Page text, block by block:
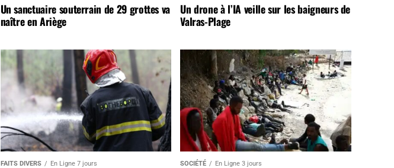
Un sanctuaire souterrain de 29 grottes va
naître en Ariège
Un drone à l’IA veille sur les baigneurs de
Valras-Plage
FAITS DIVERS En Ligne 7 jours SOCIÉTÉ En Ligne 3 jours